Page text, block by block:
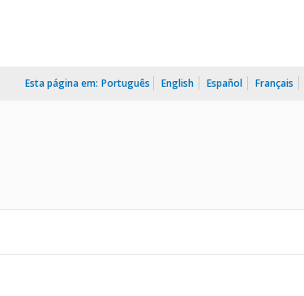
Esta página em: Português English Español Français